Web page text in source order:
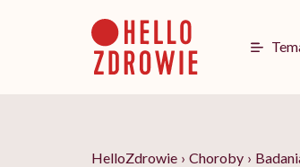
HelloZdrowie › Choroby ›